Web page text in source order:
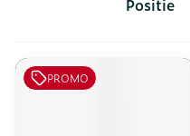
Sorteer op:
PROMO